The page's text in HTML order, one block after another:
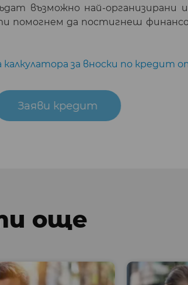
възможно най-организирани
помогнем да постигнеш
за вноски по кредит
Заяви кредит
още